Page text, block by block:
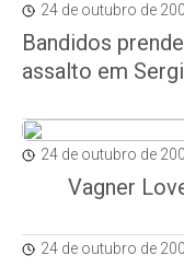
24 de outubro de
Bandidos
assalto em
24 de outubro de
Vagner
24 de outubro de